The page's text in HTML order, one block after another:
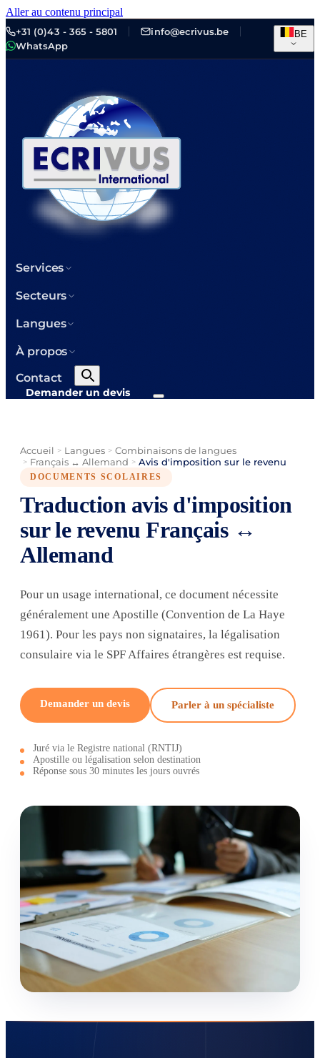
Aller au contenu principal
+31 (0)43 - 365 - 5801
info@ecrivus.be
WhatsApp
BE
Services
Secteurs
Langues
À propos
Contact
Demander un devis
Accueil > Langues > Combinaisons de langues
> Français ↔ Allemand > Avis d'imposition sur le revenu
DOCUMENTS SCOLAIRES
Traduction avis d'imposition
sur le revenu Français ↔
Allemand
Pour un usage international, ce document nécessite
généralement une Apostille (Convention de La Haye
1961). Pour les pays non signataires, la légalisation
consulaire via le SPF Affaires étrangères est requise.
Demander un devis Parler à un spécialiste
Juré via le Registre national (RNTIJ)
Apostille ou légalisation selon destination
Réponse sous 30 minutes les jours ouvrés